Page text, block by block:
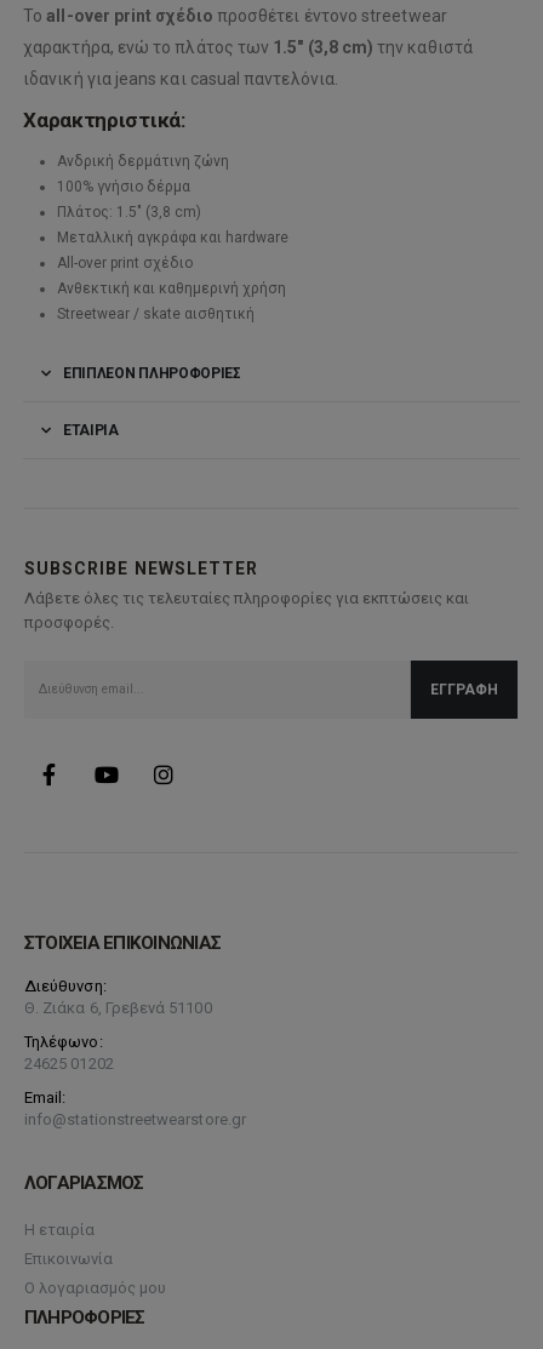
Τοall-over print σχέδιο προσθέτει έντονο streetwear
χαρακτήρα, ενώ το πλάτος των 1.5″ (3,8 cm) την καθιστά
ιδανική για jeans και casual παντελόνια.
Χαρακτηριστικά:
Ανδρική δερμάτινη ζώνη
100% γνήσιο δέρμα
Πλάτος: 1.5″ (3,8 cm)
Μεταλλική αγκράφα και hardware
All-over print σχέδιο
Ανθεκτική και καθημερινή χρήση
Streetwear / skate αισθητική
ΕΠΙΠΛΈΟΝ ΠΛΗΡΟΦΟΡΊΕΣ
ΕΤΑΙΡΊΑ
SUBSCRIBE NEWSLETTER
Λάβετε όλες τις τελευταίες πληροφορίες για εκπτώσεις και
προσφορές.
ΣΤΟΙΧΕΙΑ ΕΠΙΚΟΙΝΩΝΙΑΣ
Διεύθυνση:
Θ. Ζιάκα 6, Γρεβενά 51100
Τηλέφωνο:
24625 01202
Email:
info@stationstreetwearstore.gr
ΛΟΓΑΡΙΑΣΜΟΣ
Η εταιρία
Επικοινωνία
Ο λογαριασμός μου
ΠΛΗΡΟΦΟΡΙΕΣ